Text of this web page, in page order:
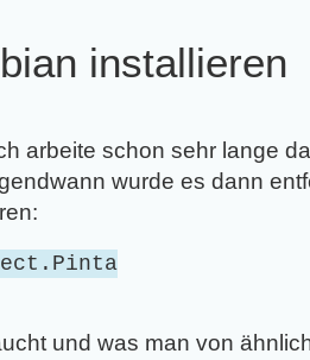
installieren
arbeite schon sehr lange
wurde es dann
und was man von